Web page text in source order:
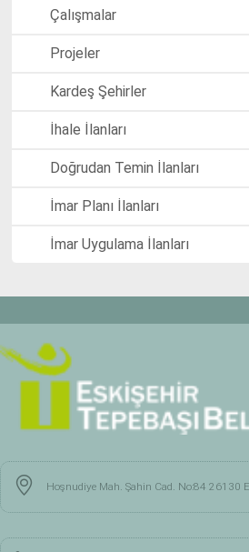
Çalışmalar
Projeler
Kardeş Şehirler
İhale İlanları
Doğrudan Temin İlanları
İmar Planı İlanları
İmar Uygulama İlanları
Hoşnudiye Mah. Şahin Cad. No:84 26130